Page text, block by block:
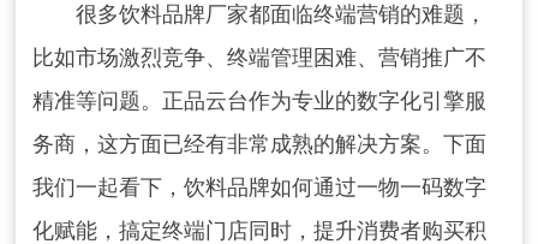
很多饮料品牌厂家都面临终端营销的难题，
比如市场激烈竞争、终端管理困难、营销推广不
精准等问题。正品云台作为专业的数字化引擎服
务商，这方面已经有非常成熟的解决方案。下面
我们一起看下，饮料品牌如何通过一物一码数字
化赋能，搞定终端门店同时，提升消费者购买积